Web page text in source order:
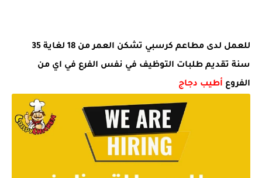
للعمل لدى مطاعم كرسبي تشكن العمر من 18 لغاية 35
سنة تقديم طلبات التوظيف في نفس الفرع في اي من
الفروع أطيب دجاج